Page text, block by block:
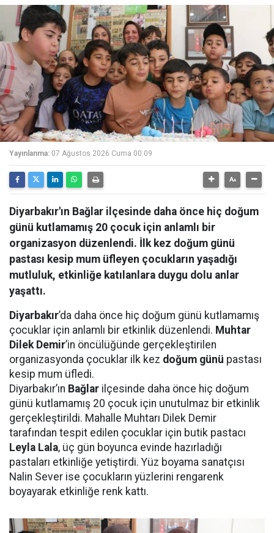
Yayınlanma: 07 Ağustos 2026 Cuma 00:09
Diyarbakır'ın Bağlar ilçesinde daha önce hiç doğum
günü kutlamamış 20 çocuk için anlamlı bir
organizasyon düzenlendi. İlk kez doğum günü
pastası kesip mum üfleyen çocukların yaşadığı
mutluluk, etkinliğe katılanlara duygu dolu anlar
yaşattı.
Diyarbakır’da daha önce hiç doğum günü kutlamamış
çocuklar için anlamlı bir etkinlik düzenlendi. Muhtar
Dilek Demir’in öncülüğünde gerçekleştirilen
organizasyonda çocuklar ilk kez doğum günü pastası
kesip mum üfledi.
Diyarbakır’ın Bağlar ilçesinde daha önce hiç doğum
günü kutlamamış 20 çocuk için unutulmaz bir etkinlik
gerçekleştirildi. Mahalle Muhtarı Dilek Demir
tarafından tespit edilen çocuklar için butik pastacı
Leyla Lala, üç gün boyunca evinde hazırladığı
pastaları etkinliğe yetiştirdi. Yüz boyama sanatçısı
Nalin Sever ise çocukların yüzlerini rengarenk
boyayarak etkinliğe renk kattı.